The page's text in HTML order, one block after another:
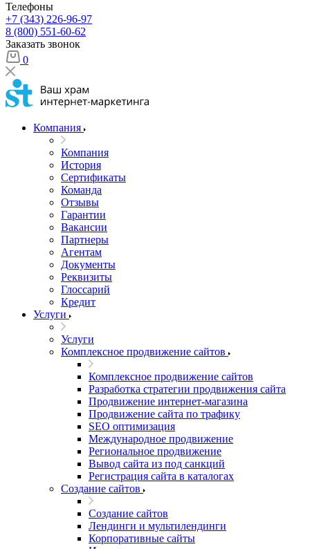
Телефоны
+7 (343) 226-96-97
8 (800) 551-60-62
Заказать звонок
0
Компания
Компания
История
Сертификаты
Команда
Отзывы
Гарантии
Вакансии
Партнеры
Агентам
Документы
Реквизиты
Глоссарий
Кредит
Услуги
Услуги
Комплексное продвижение сайтов
Комплексное продвижение сайтов
Разработка стратегии продвижения сайта
Продвижение интернет-магазина
Продвижение сайта по трафику
SEO оптимизация
Международное продвижение
Региональное продвижение
Вывод сайта из под санкций
Регистрация сайта в каталогах
Создание сайтов
Создание сайтов
Лендинги и мультилендинги
Корпоративные сайты